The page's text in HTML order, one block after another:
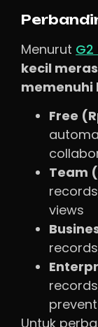
Menurut
kecil
memenuhi
Free
Team
views
Untuk